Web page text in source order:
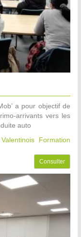
a pour objectif de
arrivants vers les
auto
Formation
Consulter